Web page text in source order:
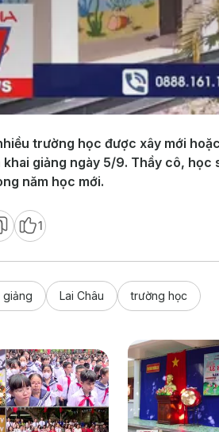
trường học được xây mới
giảng ngày 5/9. Thầy cô,
năm học mới.
1
giảng Lai Châu trường học